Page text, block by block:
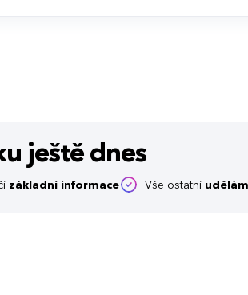
ještě dnes
základní informace Vše ostatní